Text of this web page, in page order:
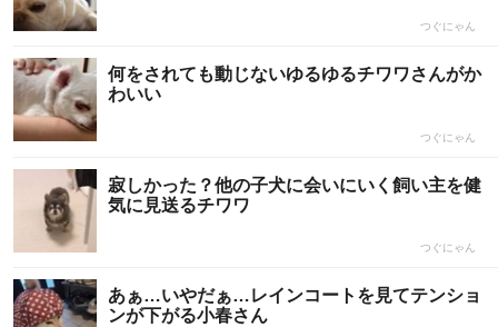
つぐにゃん
何をされても動じないゆるゆるチワワさんがか
わいい
つぐにゃん
寂しかった？他の子犬に会いにいく飼い主を健
気に見送るチワワ
つぐにゃん
あぁ…いやだぁ…レインコートを見てテンショ
ンが下がる小春さん